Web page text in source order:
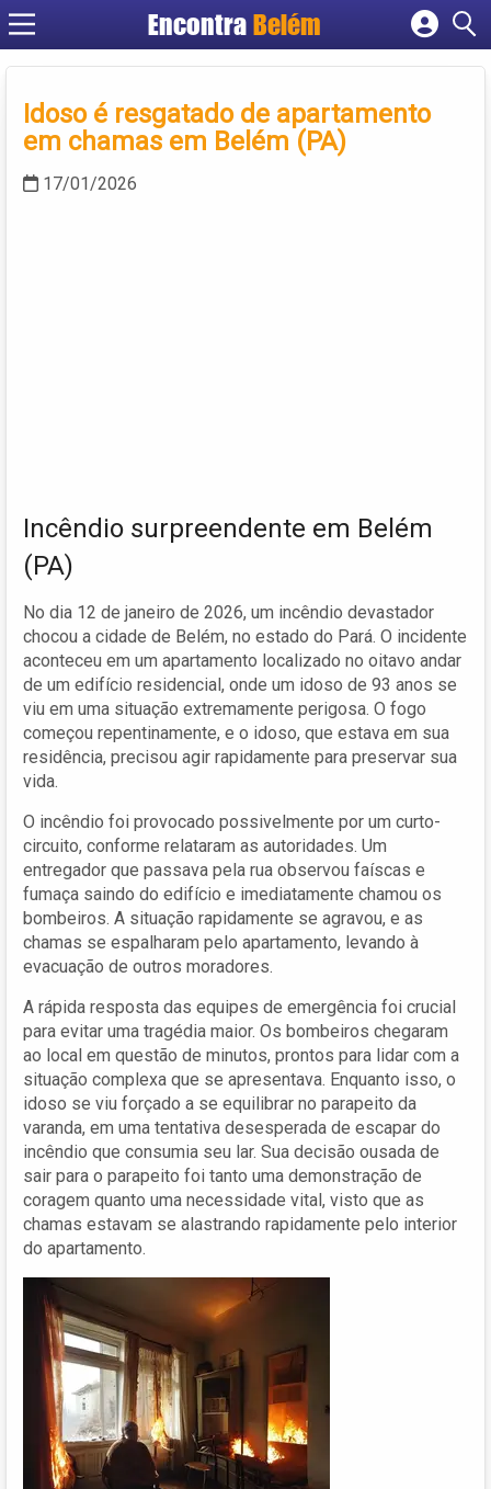
EncontraBelém
Cadastrar empresa
Criar conta
Idoso é resgatado de apartamento
em chamas em Belém (PA)
17/01/2026
Incêndio surpreendente em Belém
(PA)
No dia 12 de janeiro de 2026, um incêndio devastador
chocou a cidade de Belém, no estado do Pará. O incidente
aconteceu em um apartamento localizado no oitavo andar
de um edifício residencial, onde um idoso de 93 anos se
viu em uma situação extremamente perigosa. O fogo
começou repentinamente, e o idoso, que estava em sua
residência, precisou agir rapidamente para preservar sua
vida.
O incêndio foi provocado possivelmente por um curto-
circuito, conforme relataram as autoridades. Um
entregador que passava pela rua observou faíscas e
fumaça saindo do edifício e imediatamente chamou os
bombeiros. A situação rapidamente se agravou, e as
chamas se espalharam pelo apartamento, levando à
evacuação de outros moradores.
A rápida resposta das equipes de emergência foi crucial
para evitar uma tragédia maior. Os bombeiros chegaram
ao local em questão de minutos, prontos para lidar com a
situação complexa que se apresentava. Enquanto isso, o
idoso se viu forçado a se equilibrar no parapeito da
varanda, em uma tentativa desesperada de escapar do
incêndio que consumia seu lar. Sua decisão ousada de
sair para o parapeito foi tanto uma demonstração de
coragem quanto uma necessidade vital, visto que as
chamas estavam se alastrando rapidamente pelo interior
do apartamento.